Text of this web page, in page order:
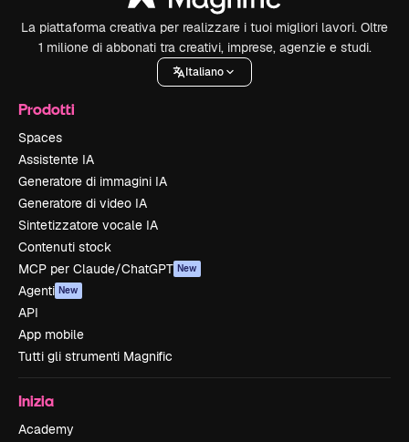
La piattaforma creativa per realizzare i tuoi migliori lavori. Oltre
1 milione di abbonati tra creativi, imprese, agenzie e studi.
Italiano
Prodotti
Spaces
Assistente IA
Generatore di immagini IA
Generatore di video IA
Sintetizzatore vocale IA
Contenuti stock
MCP per Claude/ChatGPT New
Agenti New
API
App mobile
Tutti gli strumenti Magnific
Inizia
Academy